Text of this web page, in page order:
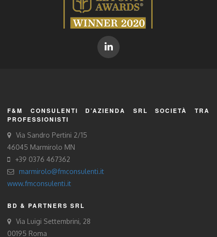
F&M CONSULENTI D’AZIENDA SRL SOCIETÀ TRA
PROFESSIONISTI
Via Sandro Pertini 2/15
46045 Marmirolo MN
+39 0376 467362
marmirolo@fmconsulenti.it
www.fmconsulenti.it
BD & PARTNERS SRL
Via Luigi Settembrini, 28
00195 Roma